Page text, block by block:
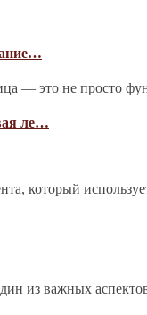
— это не просто
ле…
который
из важных